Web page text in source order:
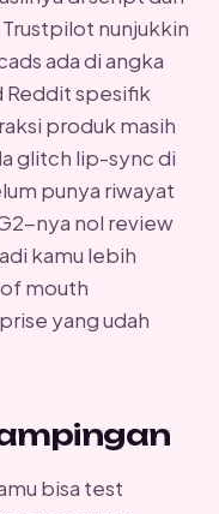
nunjukkin
ada di angka
Reddit spesifik
produk masih
glitch lip-sync di
punya riwayat
nya nol review
kamu lebih
mouth
yang udah
bisa test